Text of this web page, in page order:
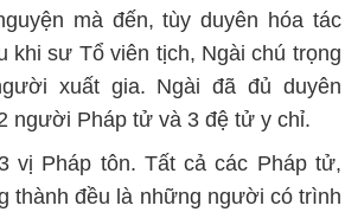
mà đến, tùy duyên hóa tác
khi sư Tổ viên tịch, Ngài chú trọng
xuất gia. Ngài đã đủ duyên
người Pháp tử và 3 đệ tử y chỉ.
vị Pháp tôn. Tất cả các Pháp tử,
thành đều là những người có trình